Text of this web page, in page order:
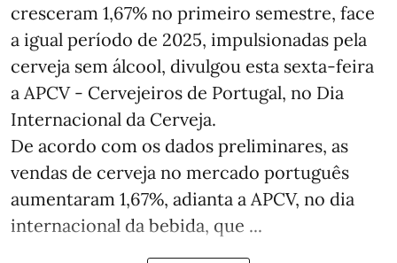
cresceram 1,67% no primeiro semestre, face
a igual período de 2025, impulsionadas pela
cerveja sem álcool, divulgou esta sexta-feira
a APCV - Cervejeiros de Portugal, no Dia
Internacional da Cerveja.
De acordo com os dados preliminares, as
vendas de cerveja no mercado português
aumentaram 1,67%, adianta a APCV, no dia
internacional da bebida, que ...